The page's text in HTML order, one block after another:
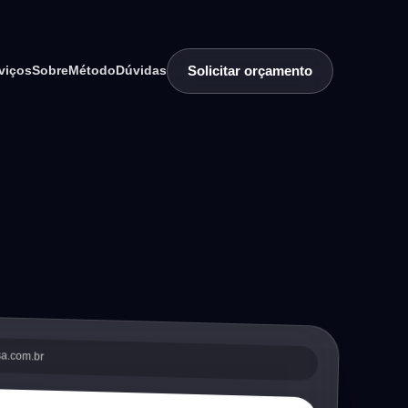
SobreMétodoDúvidas Solicitar orçamento